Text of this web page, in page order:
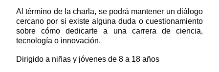
Al término de la charla, se podrá mantener un diálogo
cercano por si existe alguna duda o cuestionamiento
sobre cómo dedicarte a una carrera de ciencia,
tecnología o innovación.
Dirigido a niñas y jóvenes de 8 a 18 años